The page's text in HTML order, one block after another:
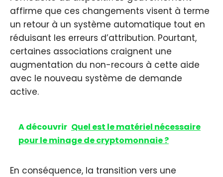
affirme que ces changements visent à terme
un retour à un système automatique tout en
réduisant les erreurs d’attribution. Pourtant,
certaines associations craignent une
augmentation du non-recours à cette aide
avec le nouveau système de demande
active.
A découvrir Quel est le matériel nécessaire
pour le minage de cryptomonnaie ?
En conséquence, la transition vers une